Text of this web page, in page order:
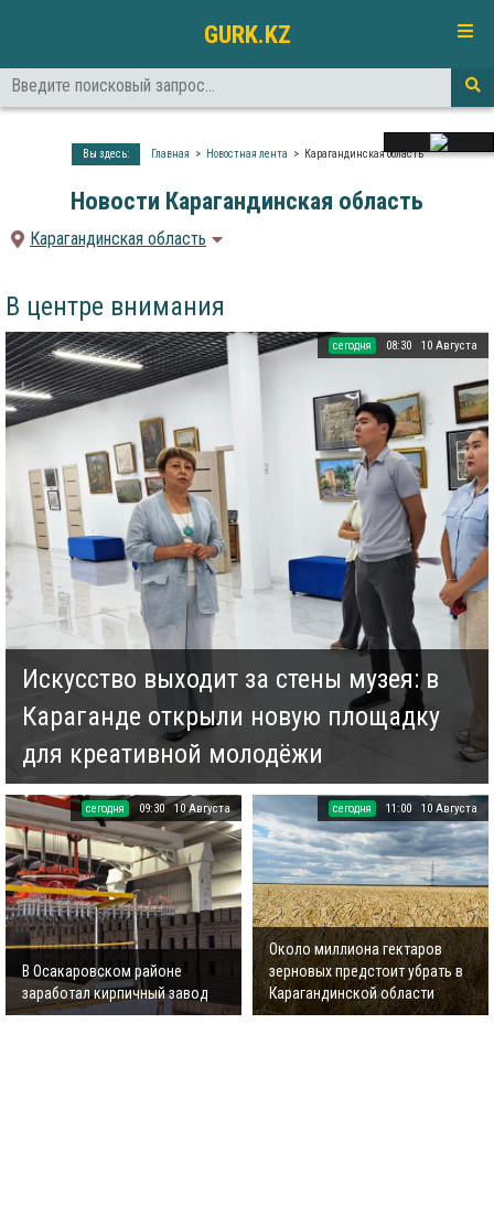
GURK.KZ
Вы здесь: Главная Новостная лента Карагандинская область
Новости Карагандинская область
Карагандинская область
В центре внимания
cегодня 08:30 10 Августа
Искусство выходит за стены музея: в
Караганде открыли новую площадку
для креативной молодёжи
cегодня 09:3010 Августа
В Осакаровском районе
заработал кирпичный завод
cегодня 11:00 10 Августа
Около миллиона гектаров
зерновых предстоит убрать в
Карагандинской области